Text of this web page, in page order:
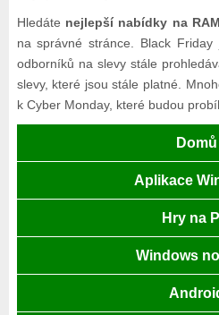
Hledáte nejlepší nabídky na
na správné stránce. Black
odborníků na slevy stále
slevy, které jsou stále platné.
k Cyber Monday, které budou
Domů
Aplikace
Hry na
Windows